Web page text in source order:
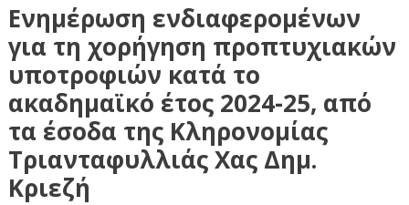
Ενημέρωση ενδιαφερομένων
για τη χορήγηση προπτυχιακών
υποτροφιών κατά το
ακαδημαϊκό έτος 2024-25, από
τα έσοδα της Κληρονομίας
Τριανταφυλλιάς Χας Δημ.
Κριεζή